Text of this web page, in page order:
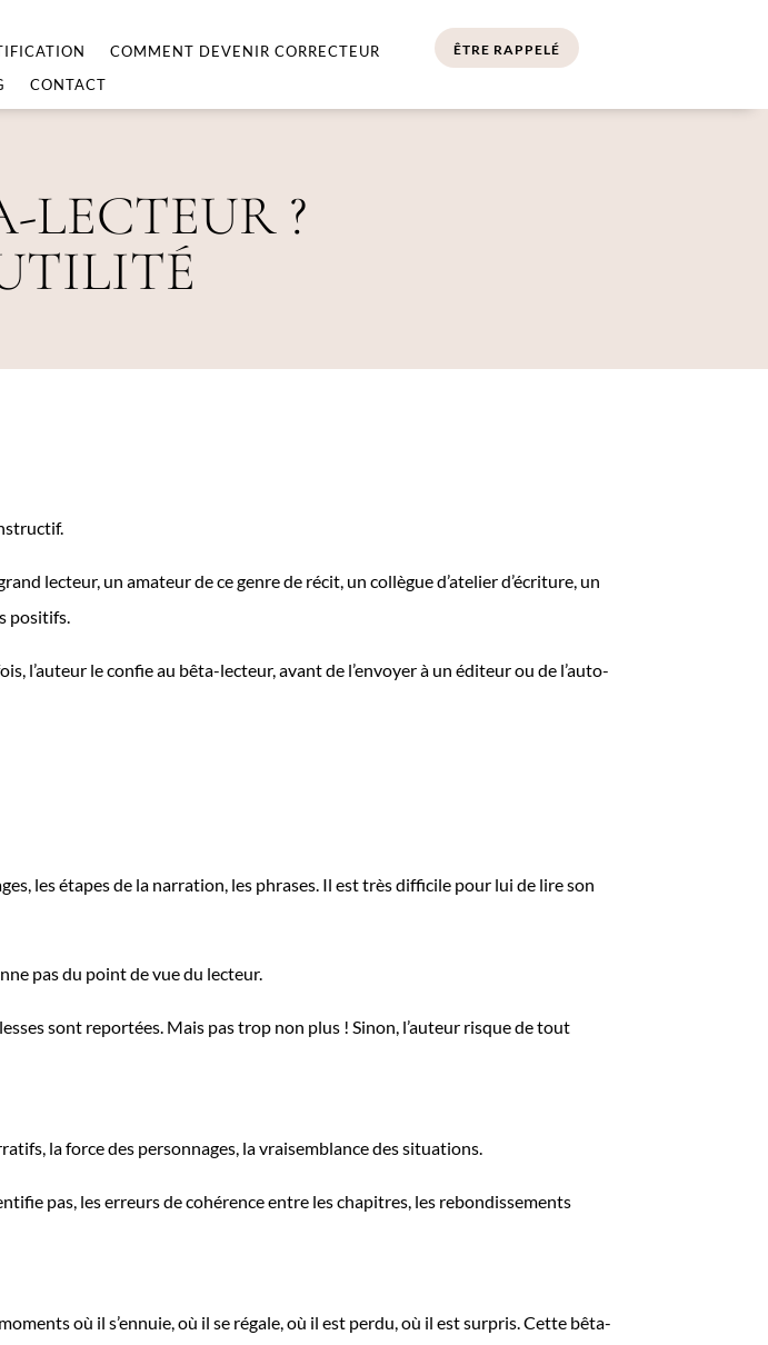
COMMENT DEVENIR CORRECTEUR
CONTACT
ÊTRE RAPPELÉ
LECTEUR ?
lecteur, un amateur de ce genre de récit, un collègue d’atelier d’écriture, un
positifs.
l’auteur le confie au bêta-lecteur, avant de l’envoyer à un éditeur ou de l’auto-
les étapes de la narration, les phrases. Il est très difficile pour lui de lire son
pas du point de vue du lecteur.
sont reportées. Mais pas trop non plus ! Sinon, l’auteur risque de tout
la force des personnages, la vraisemblance des situations.
pas, les erreurs de cohérence entre les chapitres, les rebondissements
où il s’ennuie, où il se régale, où il est perdu, où il est surpris. Cette bêta-